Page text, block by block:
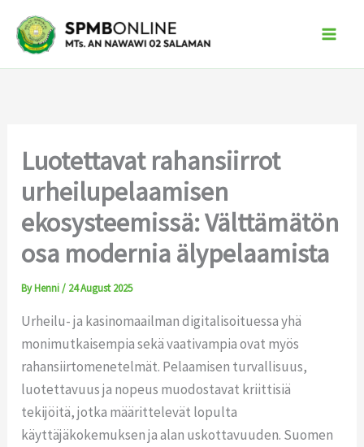
content
Luotettavat rahansiirrot
urheilupelaamisen
ekosysteemissä: Välttämätön
osa modernia älypelaamista
ByHenni/ 24 August 2025
Urheilu- ja kasinomaailman digitalisoituessa yhä
monimutkaisempia sekä vaativampia ovat myös
rahansiirtomenetelmät. Pelaamisen turvallisuus,
luotettavuus ja nopeus muodostavat kriittisiä
tekijöitä, jotka määrittelevät lopulta
käyttäjäkokemuksen ja alan uskottavuuden. Suomen